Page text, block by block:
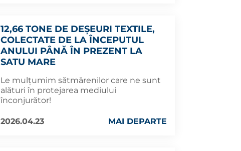
12,66 TONE DE DEȘEURI TEXTILE,
COLECTATE DE LA ÎNCEPUTUL
ANULUI PÂNĂ ÎN PREZENT LA
SATU MARE
Le mulțumim sătmărenilor care ne sunt
alături în protejarea mediului
înconjurător!
2026.04.23 MAI DEPARTE